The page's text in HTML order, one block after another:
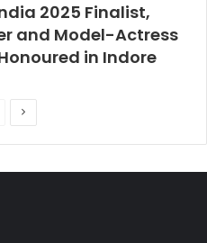
2025 Finalist,
and Model-Actress
in Indore